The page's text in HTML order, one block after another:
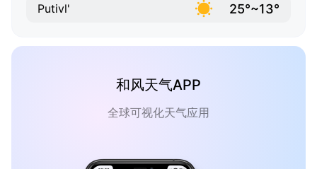
Putivl' 25°~13°
和风天气APP
全球可视化天气应用